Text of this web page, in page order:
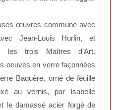
œuvres commune avec
Jean-Louis Hurlin, et
les trois Maîtres d’Art.
oeuves en verre façonnées
Baquère, orné de feuille
au vernis, par Isabelle
le damassé acier forgé de